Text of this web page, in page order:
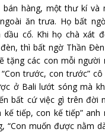
bán hàng, một thư kí và
ăn trưa. Họ bất
dầu cổ. Khi họ chà xát
thì bất ngờ Thần
tặng các con mỗi người
trước, con trước”
ở Bali lướt sóng mà
bất cứ việc gì trên đời
kế tiếp, con kế tiếp” anh
“Con muốn được nằm